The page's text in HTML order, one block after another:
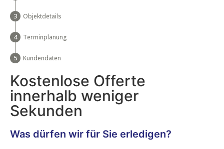
Objektdetails
Terminplanung
Kundendaten
Kostenlose Offerte
innerhalb weniger
Sekunden
Was dürfen wir für Sie erledigen?